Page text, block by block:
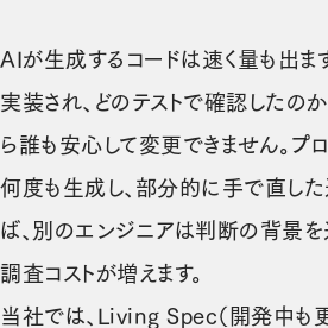
AIが生成するコードは速く量も出ま
実装され、どのテストで確認したの
ら誰も安心して変更できません。プ
何度も生成し、部分的に手で直し
ば、別のエンジニアは判断の背景を
調査コストが増えます。
当社では、Living Spec（開発中も